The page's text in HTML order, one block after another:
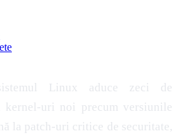
Linux aduce zeci de
uri noi precum versiunile
la patch-uri critice de securitate,